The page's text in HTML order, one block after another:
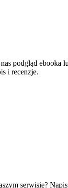
podgląd ebooka
i recenzje.
serwisie?